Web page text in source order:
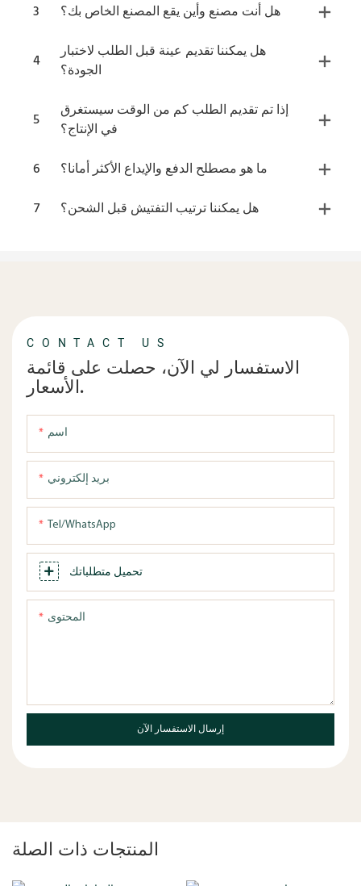
3
هل أنت مصنع وأين يقع المصنع الخاص بك؟
4
هل يمكننا تقديم عينة قبل الطلب لاختبار
الجودة؟
5
إذا تم تقديم الطلب كم من الوقت سيستغرق
في الإنتاج؟
6
ما هو مصطلح الدفع والإيداع الأكثر أمانا؟
7
هل يمكننا ترتيب التفتيش قبل الشحن؟
CONTACT US
الاستفسار لي الآن، حصلت على قائمة
الأسعار.
اسم
بريد إلكتروني
Tel/WhatsApp
تحميل متطلباتك
المحتوى
إرسال الاستفسار الآن
المنتجات ذات الصلة